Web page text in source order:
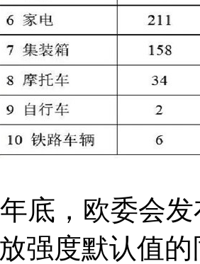
，欧委会发
强度默认值